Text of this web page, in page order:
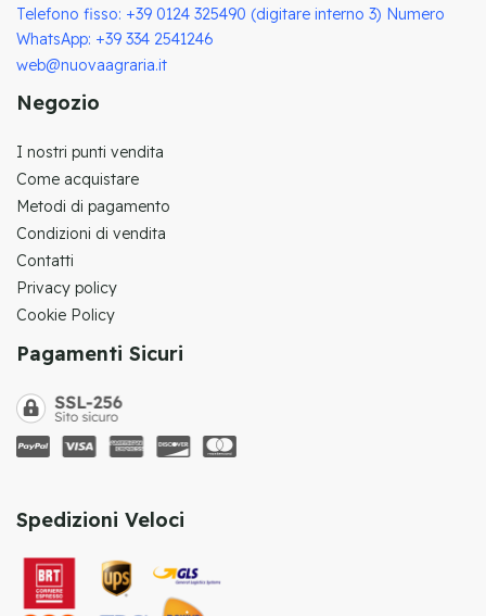
Telefono fisso: +39 0124 325490 (digitare interno 3) Numero
WhatsApp: +39 334 2541246
web@nuovaagraria.it
Negozio
I nostri punti vendita
Come acquistare
Metodi di pagamento
Condizioni di vendita
Contatti
Privacy policy
Cookie Policy
Pagamenti Sicuri
Spedizioni Veloci